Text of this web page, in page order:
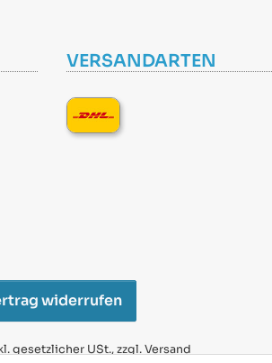
VERSANDARTEN
widerrufen
gesetzlicher USt., zzgl.Versand